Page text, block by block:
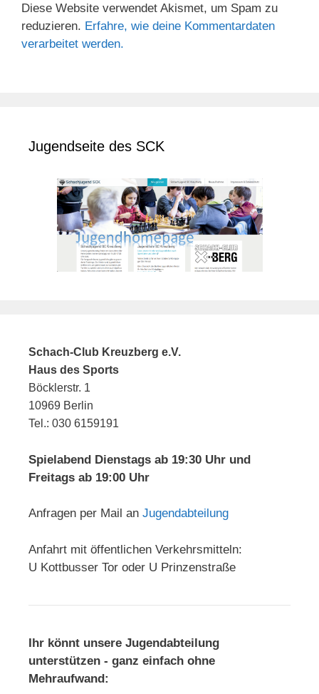
Diese Website verwendet Akismet, um Spam zu
reduzieren. Erfahre, wie deine Kommentardaten
verarbeitet werden.
Jugendseite des SCK
Schach-Club Kreuzberg e.V.
Haus des Sports
Böcklerstr. 1
10969 Berlin
Tel.: 030 6159191
Spielabend Dienstags ab 19:30 Uhr und
Freitags ab 19:00 Uhr
Anfragen per Mail an Jugendabteilung
Anfahrt mit öffentlichen Verkehrsmitteln:
U Kottbusser Tor oder U Prinzenstraße
Ihr könnt unsere Jugendabteilung
unterstützen - ganz einfach ohne
Mehraufwand: